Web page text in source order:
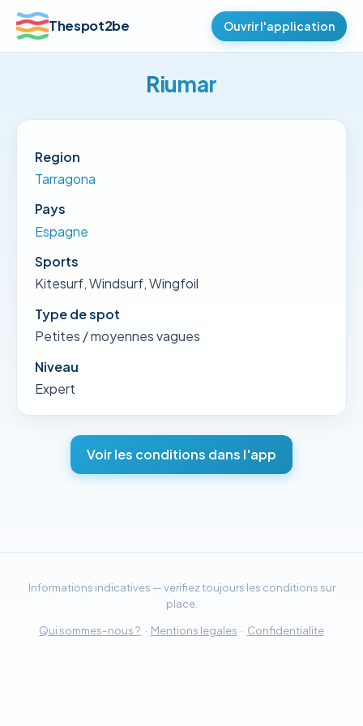
Thespot2be Ouvrir l'application
Riumar
Region
Tarragona
Pays
Espagne
Sports
Kitesurf, Windsurf, Wingfoil
Type de spot
Petites / moyennes vagues
Niveau
Expert
Voir les conditions dans l'app
Informations indicatives — verifiez toujours les conditions sur
place.
Qui sommes-nous ? · Mentions legales · Confidentialite